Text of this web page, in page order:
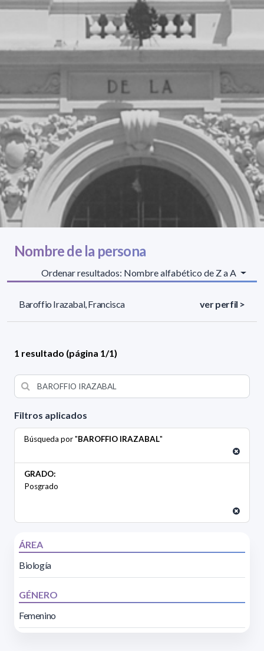
Filtros aplicados
Búsqueda por "BAROFFIO IRAZABAL"
GRADO:
Posgrado
ÁREA
Biología
GÉNERO
Femenino
Nombre de la persona
Ordenar resultados: Nombre alfabético de Z a A
Baroffio Irazabal, Francisca ver perfil >
1 resultado (página 1/1)